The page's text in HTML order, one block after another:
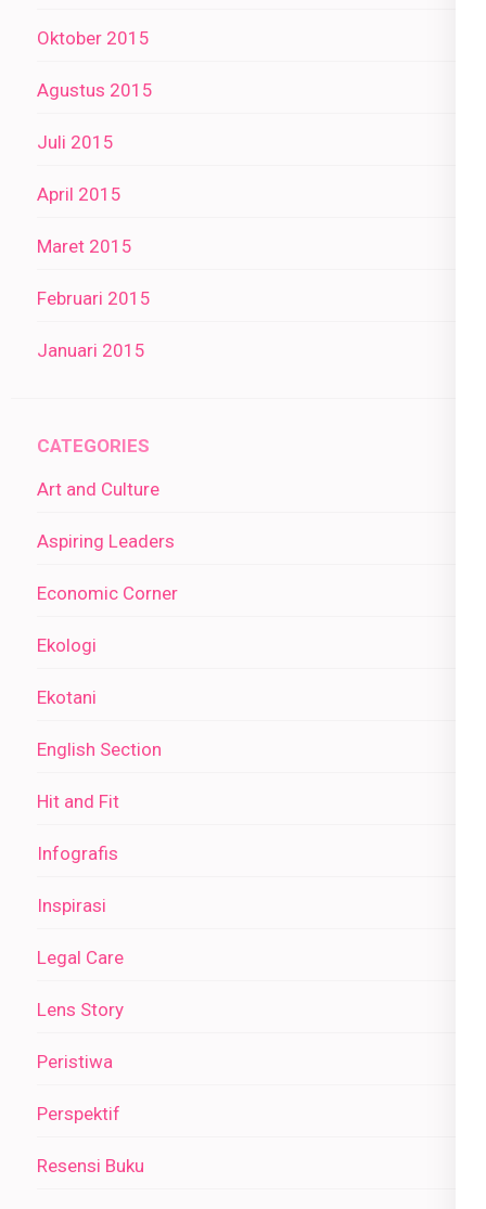
Oktober 2015
Agustus 2015
Juli 2015
April 2015
Maret 2015
Februari 2015
Januari 2015
CATEGORIES
Art and Culture
Aspiring Leaders
Economic Corner
Ekologi
Ekotani
English Section
Hit and Fit
Infografis
Inspirasi
Legal Care
Lens Story
Peristiwa
Perspektif
Resensi Buku